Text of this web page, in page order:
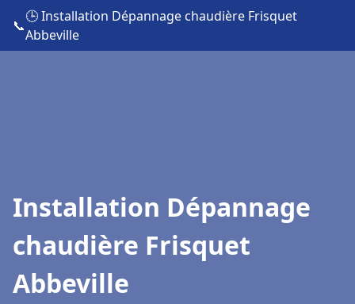
📞
🕒 Installation Dépannage chaudière Frisquet
Abbeville
Installation Dépannage
chaudière Frisquet
Abbeville